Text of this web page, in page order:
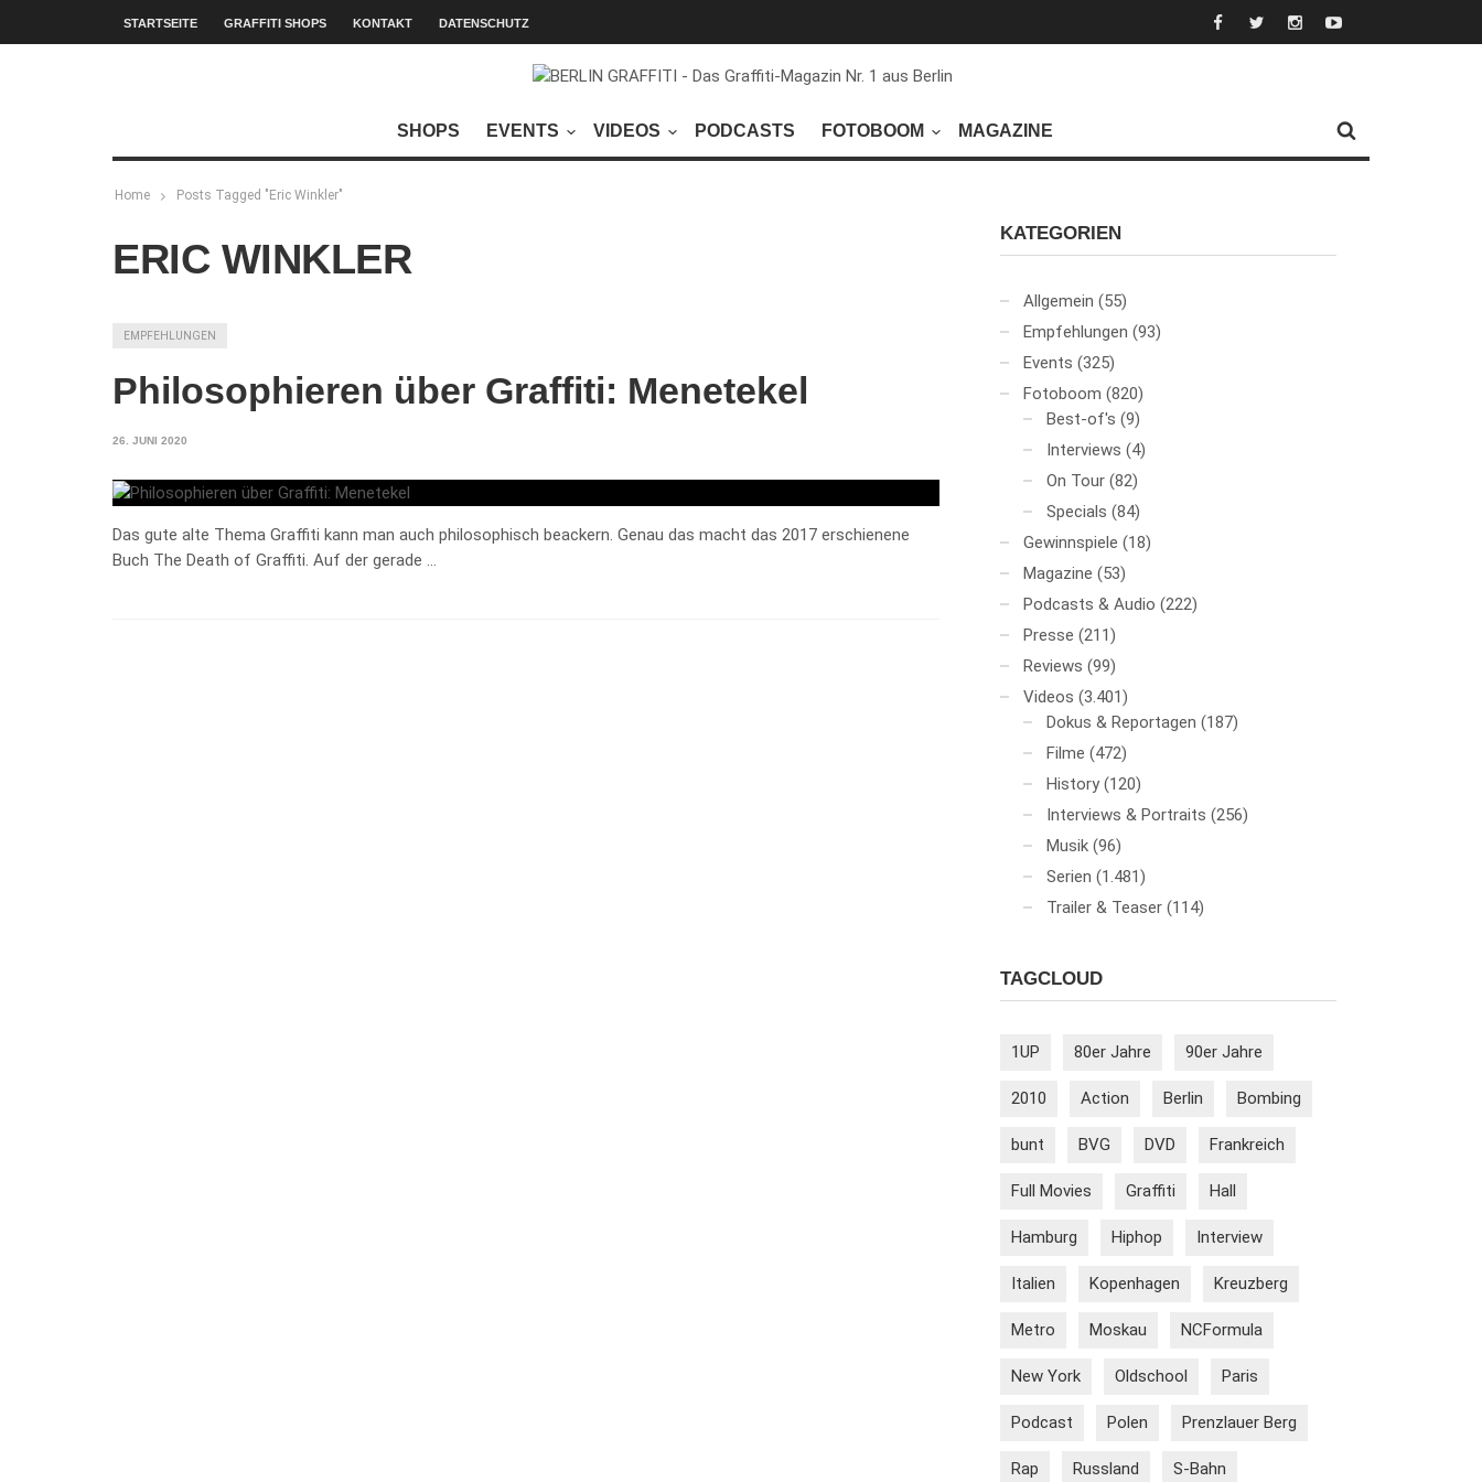
STARTSEITE GRAFFITI SHOPS KONTAKT DATENSCHUTZ
SHOPS EVENTS VIDEOS PODCASTS FOTOBOOM MAGAZINE
Home Posts Tagged "Eric Winkler"
ERIC WINKLER
EMPFEHLUNGEN
Philosophieren über Graffiti: Menetekel
26. JUNI 2020
Das gute alte Thema Graffiti kann man auch philosophisch beackern. Genau das macht das 2017 erschienene
Buch The Death of Graffiti. Auf der gerade …
KATEGORIEN
Allgemein (55)
Empfehlungen (93)
Events (325)
Fotoboom (820)
Best-of's (9)
Interviews (4)
On Tour (82)
Specials (84)
Gewinnspiele (18)
Magazine (53)
Podcasts & Audio (222)
Presse (211)
Reviews (99)
Videos (3.401)
Dokus & Reportagen (187)
Filme (472)
History (120)
Interviews & Portraits (256)
Musik (96)
Serien (1.481)
Trailer & Teaser (114)
TAGCLOUD
1UP 80er Jahre 90er Jahre
2010 Action Berlin Bombing
bunt BVG DVD Frankreich
Full Movies Graffiti Hall
Hamburg Hiphop Interview
Italien Kopenhagen Kreuzberg
Metro Moskau NCFormula
New York Oldschool Paris
Podcast Polen Prenzlauer Berg
Rap Russland S-Bahn